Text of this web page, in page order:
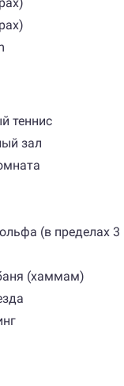
теннис
зал
(в пределах
(хаммам)